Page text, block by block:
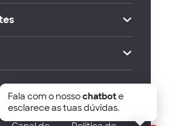
Lisbon School of Economics
2026
Fala com o nossochatbote
esclarece as tuas dúvidas.